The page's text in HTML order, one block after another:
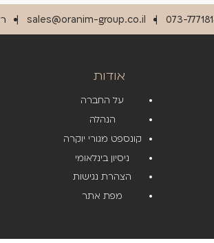
073-
sales@oranim-group.co.il
אודות
על החברה
הנהלה
קונספט מגורי יוקרה
ניסיון בינלאומי
הצהרת נגישות
מפת אתר